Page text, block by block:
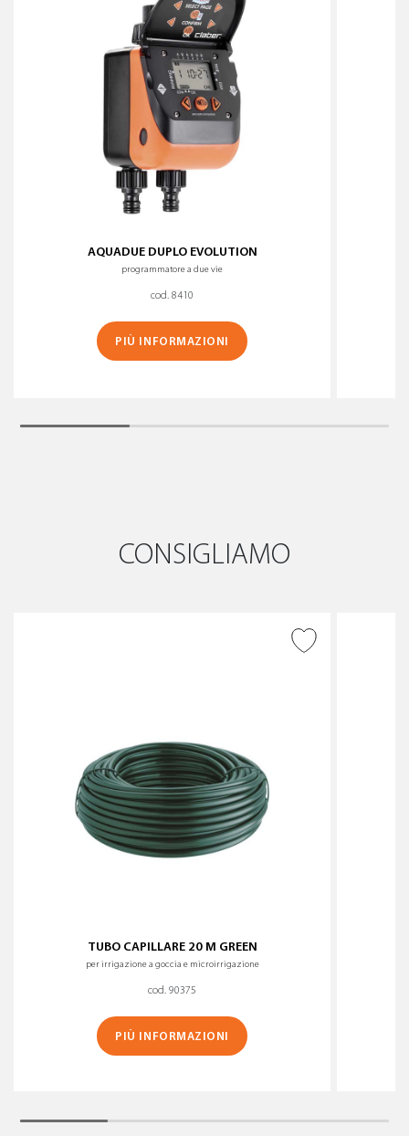
AQUADUE DUPLO EVOLUTION
programmatore a due vie
cod. 8410
PIÙ INFORMAZIONI
CONSIGLIAMO
TUBO CAPILLARE 20 M GREEN
per irrigazione a goccia e microirrigazione
cod. 90375
PIÙ INFORMAZIONI